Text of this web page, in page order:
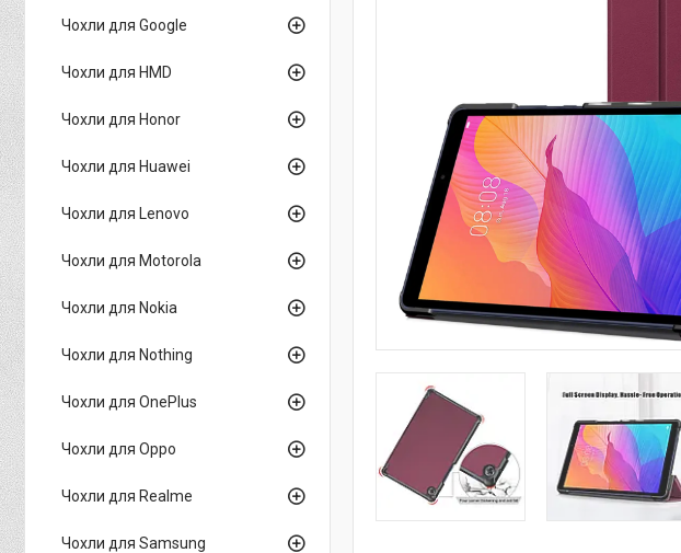
Чохли для Google
Чохли для HMD
Чохли для Honor
Чохли для Huawei
Чохли для Lenovo
Чохли для Motorola
Чохли для Nokia
Чохли для Nothing
Чохли для OnePlus
Чохли для Oppo
Чохли для Realme
Чохли для Samsung